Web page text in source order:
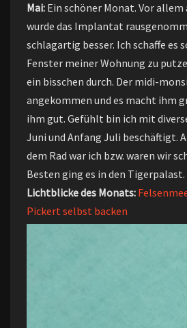
Mai: Ein schöner Monat. Vor allem
wurde das Implantat
schlagartig besser. Ich schaffe es
Fenster meiner Wohnung zu
ein bisschen durch. Der midi-
angekommen und es macht ihm
ihm gut. Gefühlt bin ich mit
Juni und Anfang Juli beschäftigt.
dem Rad war ich bzw. waren wir
Besten ging es in den Tigerpalast.
Lichtblicke des Monats:
Pickert selbst backen